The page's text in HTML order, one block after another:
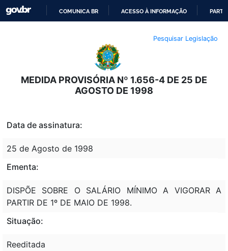
O
CONTEÚDO
COMUNICA BR ACESSO À INFORMAÇÃO
Pesquisar Legislação
MEDIDA PROVISÓRIA Nº 1.656-4 DE 25 DE
AGOSTO DE 1998
Data de assinatura:
25 de Agosto de 1998
Ementa:
DISPÕE SOBRE O SALÁRIO MÍNIMO A VIGORAR A
PARTIR DE 1º DE MAIO DE 1998.
Situação:
Reeditada